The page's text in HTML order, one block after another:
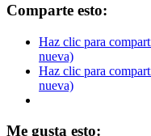
Comparte esto:
Haz clic para
nueva)
Haz clic para
nueva)
Me gusta esto: